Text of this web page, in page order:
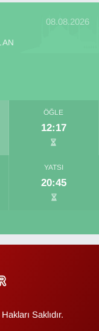
08.08.2026
ÖĞLE
12:17
YATSI
20:45
Saklıdır.